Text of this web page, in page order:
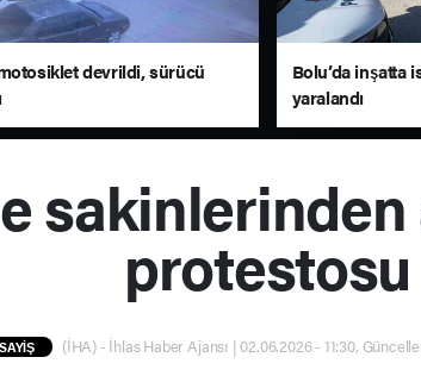
devrildi, sürücü
Bolu’da inşatta
yaralandı
protestosu
(İHA) - İhlas Haber Ajansı | 02.06.2026 - 11:30,